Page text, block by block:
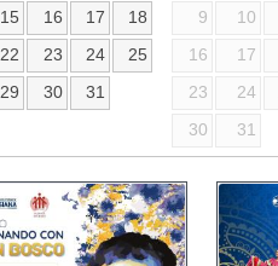
15 16 17
18
22 23 24
25
29 30 31
9
10
16
17
23
24
30
31